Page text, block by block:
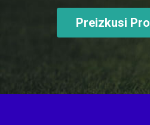
Preizkusi